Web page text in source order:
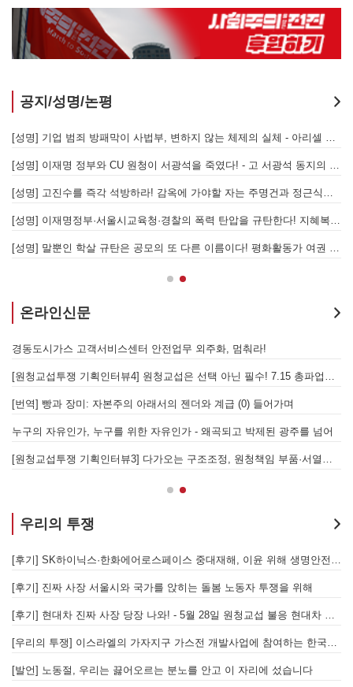
공지/성명/논평
[성명] 기업 범죄 방패막이 사법부, 변하지 않는 체제의 실체 - 아리셀 참사 주범 박순관 4년 선고에 부쳐
[성명] 이재명 정부와 CU 원청이 서광석을 죽였다! - 고 서광석 동지의 죽음을 애도하며
[성명] 고진수를 즉각 석방하라! 감옥에 가야할 자는 주명건과 정근식이다!
[성명] 이재명정부·서울시교육청·경찰의 폭력 탄압을 규탄한다! 지혜복 교사와 연대자들을 즉각 석방하라!
[성명] 말뿐인 학살 규탄은 공모의 또 다른 이름이다! 평화활동가 여권 무효화 지금 당장 철회하라!
온라인신문
경동도시가스 고객서비스센터 안전업무 외주화, 멈춰라!
[원청교섭투쟁 기획인터뷰4] 원청교섭은 선택 아닌 필수! 7.15 총파업은 자본에 원청교섭 시작을 알리는 첫걸음이자 선전포고다
[번역] 빵과 장미: 자본주의 아래서의 젠더와 계급 (0) 들어가며
누구의 자유인가, 누구를 위한 자유인가 - 왜곡되고 박제된 광주를 넘어
[원청교섭투쟁 기획인터뷰3] 다가오는 구조조정, 원청책임 부품·서열노동자 총고용 보장을 요구하며 공동파업에 나섭시다! - 현대
우리의 투쟁
[후기] SK하이닉스·한화에어로스페이스 중대재해, 이윤 위해 생명안전을 위협하는 '첨단산업' 자본을 규탄하다
[후기] 진짜 사장 서울시와 국가를 앉히는 돌봄 노동자 투쟁을 위해
[후기] 현대차 진짜 사장 당장 나와! - 5월 28일 원청교섭 불응 현대차 규탄 금속노조 결의대회
[우리의 투쟁] 이스라엘의 가자지구 가스전 개발사업에 참여하는 한국석유공사 규탄 기자회견이 열리다.
[발언] 노동절, 우리는 끓어오르는 분노를 안고 이 자리에 섰습니다